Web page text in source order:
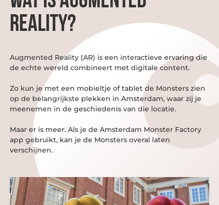
Reality?
Augmented Reality (AR) is een interactieve ervaring die
de echte wereld combineert met digitale content.
Zo kun je met een mobieltje of tablet de Monsters zien
op de belangrijkste plekken in Amsterdam, waar zij je
meenemen in de geschiedenis van die locatie.
Maar er is meer. Als je de Amsterdam Monster Factory
app gebruikt, kan je de Monsters overal laten
verschijnen.